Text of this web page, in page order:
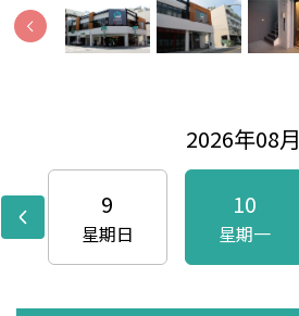
2026年08月
9
星期日
10
星期一